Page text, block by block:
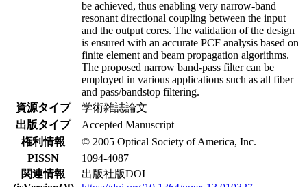
be achieved, thus enabling very narrow-band
resonant directional coupling between the input
and the output cores. The validation of the design
is ensured with an accurate PCF analysis based on
finite element and beam propagation algorithms.
The proposed narrow band-pass filter can be
employed in various applications such as all fiber
and pass/bandstop filtering.
資源タイプ
学術雑誌論文
出版タイプ
Accepted Manuscript
権利情報
© 2005 Optical Society of America, Inc.
PISSN
1094-4087
関連情報
出版社版DOI